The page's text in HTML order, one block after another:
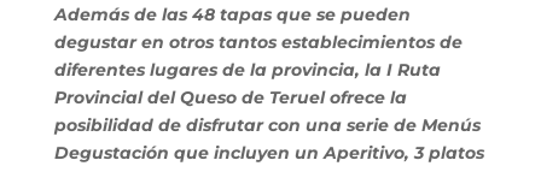
Además de las 48 tapas que se pueden
degustar en otros tantos establecimientos de
diferentes lugares de la provincia, la I Ruta
Provincial del Queso de Teruel ofrece la
posibilidad de disfrutar con una serie de Menús
Degustación que incluyen un Aperitivo, 3 platos